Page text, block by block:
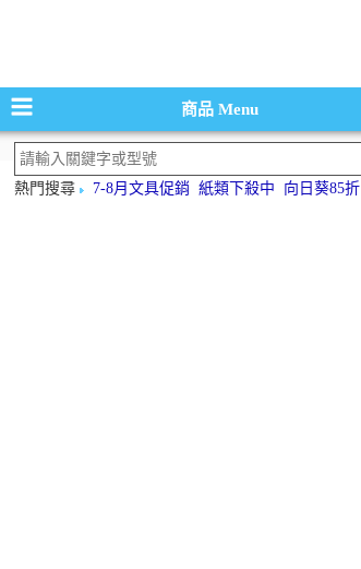
商品Menu
熱門搜尋 7-8月文具促銷 紙類下殺中 向日葵85折